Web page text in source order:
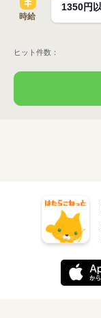
時給
ヒット件数：